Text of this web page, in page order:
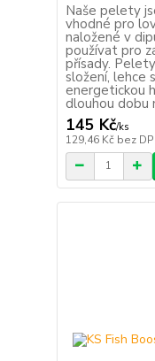
Naše pelety
vhodné pro
naložené v
používat pro
přísady.
složení, lehce
energetickou
dlouhou dobu
145 Kč/ks
129,46 Kč bez